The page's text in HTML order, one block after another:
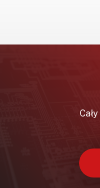
oraz
dla nadajnika i